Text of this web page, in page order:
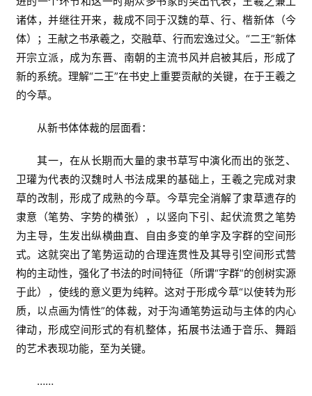
诸体，并继往开来，裁成不同于汉魏的草、行、楷新体（今
体）；王献之书承羲之，交融草、行而宏逸过父。“二王”新体
开宗立派，成为东晋、南朝的主流书风并启被其后，形成了
新的系统。理解“二王”在书史上重要贡献的关键，在于王羲之
的今草。
从新书体体裁的层面看：
其一，在从长期而大量的隶书草写中演化而出的张芝、
卫瓘为代表的汉魏时人书法成果的基础上，王羲之完成对隶
草的改制，形成了成熟的今草。今草完全消解了隶草遗存的
隶意（笔势、字势的横张），以竖向下引、起伏流贯之笔势
为主导，生发出纵横曲直、自由多变的单字及字群的空间形
式。这就突出了笔势运动的合理连贯性及其导引空间形式营
构的主动性，强化了书法的时间特征（所谓“字群”的创树实源
于此），使线的意义更为纯粹。这对于形成今草“以使转为形
质，以点画为情性”的体裁，对于沟通笔势运动与主体的内心
律动，形成空间形式的有机整体，拓展书法通于音乐、舞蹈
的艺术表现功能，至为关键。
……